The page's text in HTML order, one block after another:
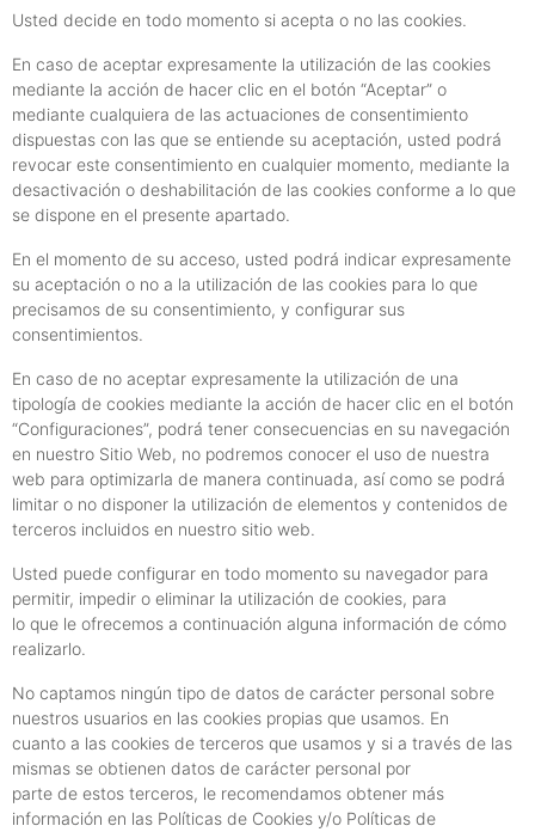
Usted decide en todo momento si acepta o no las cookies.
En caso de aceptar expresamente la utilización de las cookies
mediante la acción de hacer clic en el botón “Aceptar” o
mediante cualquiera de las actuaciones de consentimiento
dispuestas con las que se entiende su aceptación, usted podrá
revocar este consentimiento en cualquier momento, mediante la
desactivación o deshabilitación de las cookies conforme a lo que
se dispone en el presente apartado.
En el momento de su acceso, usted podrá indicar expresamente
su aceptación o no a la utilización de las cookies para lo que
precisamos de su consentimiento, y configurar sus
consentimientos.
En caso de no aceptar expresamente la utilización de una
tipología de cookies mediante la acción de hacer clic en el botón
“Configuraciones”, podrá tener consecuencias en su navegación
en nuestro Sitio Web, no podremos conocer el uso de nuestra
web para optimizarla de manera continuada, así como se podrá
limitar o no disponer la utilización de elementos y contenidos de
terceros incluidos en nuestro sitio web.
Usted puede configurar en todo momento su navegador para
permitir, impedir o eliminar la utilización de cookies, para
lo que le ofrecemos a continuación alguna información de cómo
realizarlo.
No captamos ningún tipo de datos de carácter personal sobre
nuestros usuarios en las cookies propias que usamos. En
cuanto a las cookies de terceros que usamos y si a través de las
mismas se obtienen datos de carácter personal por
parte de estos terceros, le recomendamos obtener más
información en las Políticas de Cookies y/o Políticas de